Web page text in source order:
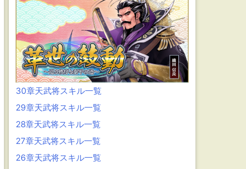
30章天武将スキル一覧
29章天武将スキル一覧
28章天武将スキル一覧
27章天武将スキル一覧
26章天武将スキル一覧